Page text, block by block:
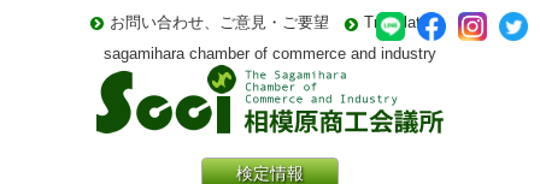
sagamihara chamber of commerce and industry
お問い合わせ、ご意見・ご要望 Translate
検定情報